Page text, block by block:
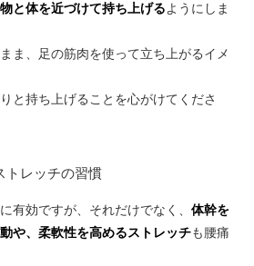
と体を近づけて持ち上げるようにしま
ま、足の筋肉を使って立ち上がるイメ
と持ち上げることを心がけてくださ
トレッチの習慣
有効ですが、それだけでなく、 体幹を
や、柔軟性を高めるストレッチも腰痛